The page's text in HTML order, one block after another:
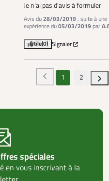
Je n'ai pas d'avis à formuler
Avis du28/03/2019, suite à une
expérience du05/03/2019 par
Utile(0) Signaler
1 2
spéciales
en vous inscrivant à la